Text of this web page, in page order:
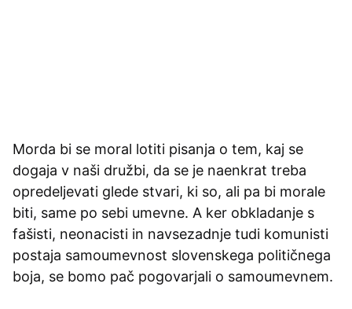
Morda bi se moral lotiti pisanja o tem, kaj se
dogaja v naši družbi, da se je naenkrat treba
opredeljevati glede stvari, ki so, ali pa bi morale
biti, same po sebi umevne. A ker obkladanje s
fašisti, neonacisti in navsezadnje tudi komunisti
postaja samoumevnost slovenskega političnega
boja, se bomo pač pogovarjali o samoumevnem.